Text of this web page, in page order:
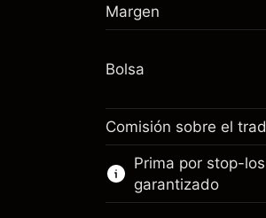
posición
Dinero del
Ir a la
Ajuste de
Tamaño de la
~$20,000.00
Dinero del
Margen
Bolsa
Comisión sobre el
Prima por stop-
garantizado